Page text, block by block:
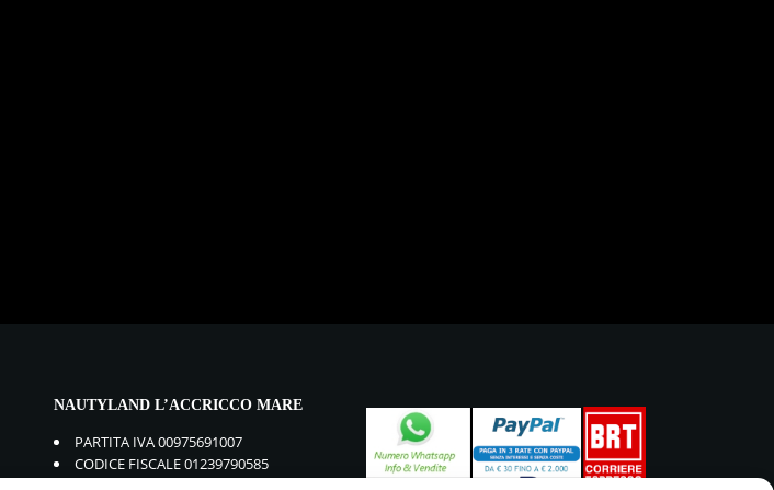
NAUTYLAND L’ACCRICCO MARE
PARTITA IVA 00975691007
CODICE FISCALE 01239790585